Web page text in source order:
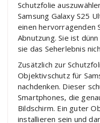
Schutzfolie
Samsung Galaxy S25
einen hervorragenden
Abnutzung. Sie ist
sie das Seherlebnis
Zusätzlich zur
Objektivschutz für
nachdenken. Dieser
Smartphones, die
Bildschirm. Ein guter
installieren sein und